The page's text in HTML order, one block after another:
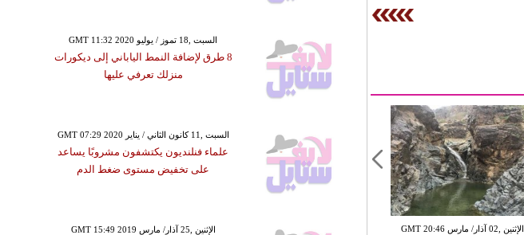
الإثنين ,02 آذار/ مارس GMT 20:46
GMT 11:32 2020 السبت ,18 تموز / يوليو
8 طرق لإضافة النمط الياباني إلى ديكورات
منزلك تعرفي عليها
GMT 07:29 2020 السبت ,11 كانون الثاني / يناير
علماء فنلنديون يكتشفون مشروبًا يساعد
على تخفيض مستوى ضغط الدم
GMT 15:49 2019 الإثنين ,25 آذار/ مارس